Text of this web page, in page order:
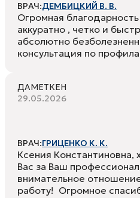
ВРАЧ:ДЕМБИЦКИЙ В. В.
Огромная
аккуратно , четко и
абсолютно
консультация по
ДАМЕТКЕН
29.05.2026
ВРАЧ:ГРИЦЕНКО К. К.
Ксения Константиновна,
Вас за Ваш
внимательное
работу! Огромное